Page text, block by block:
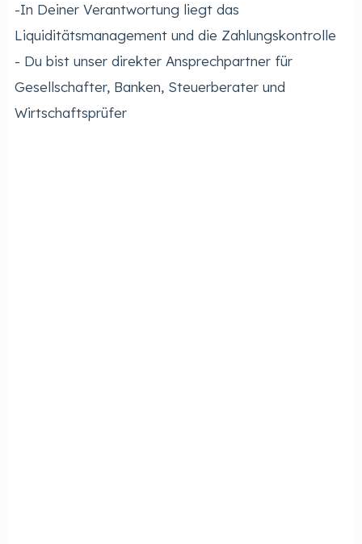
-In Deiner Verantwortung liegt das
Liquiditätsmanagement und die Zahlungskontrolle
- Du bist unser direkter Ansprechpartner für
Gesellschafter, Banken, Steuerberater und
Wirtschaftsprüfer